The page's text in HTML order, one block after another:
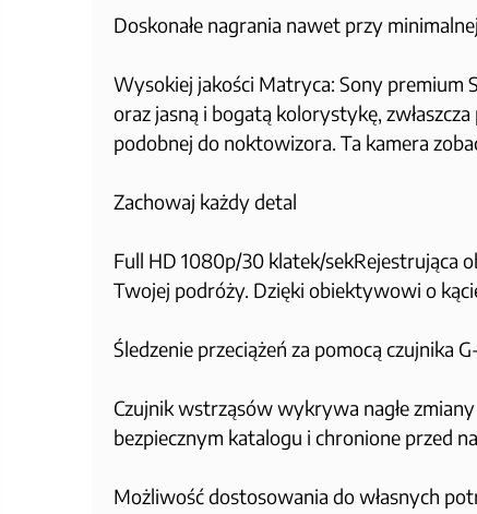
Doskonałe nagrania nawet przy
Wysokiej jakości Matryca: Sony premium
oraz jasną i bogatą kolorystykę,
podobnej do noktowizora. Ta kamera
Zachowaj każdy detal
Full HD 1080p/30 klatek/sekRejestrująca
Twojej podróży. Dzięki obiektywowi o
Śledzenie przeciążeń za pomocą czujnika
Czujnik wstrząsów wykrywa nagłe
bezpiecznym katalogu i chronione przed
Możliwość dostosowania do własnych